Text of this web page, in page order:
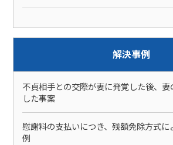
解決事例
不貞相手との交際が妻に発覚した後、
した事案
慰謝料の支払いにつき、残額免除方式に
例